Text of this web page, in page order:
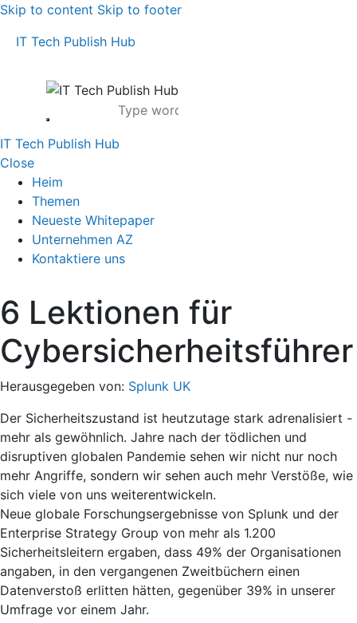
Skip to content Skip to footer
IT Tech Publish Hub
IT Tech Publish Hub
Close
Heim
Themen
Neueste Whitepaper
Unternehmen AZ
Kontaktiere uns
6 Lektionen für
Cybersicherheitsführer
Herausgegeben von: Splunk UK
Der Sicherheitszustand ist heutzutage stark adrenalisiert -
mehr als gewöhnlich. Jahre nach der tödlichen und
disruptiven globalen Pandemie sehen wir nicht nur noch
mehr Angriffe, sondern wir sehen auch mehr Verstöße, wie
sich viele von uns weiterentwickeln.
Neue globale Forschungsergebnisse von Splunk und der
Enterprise Strategy Group von mehr als 1.200
Sicherheitsleitern ergaben, dass 49% der Organisationen
angaben, in den vergangenen Zweitbüchern einen
Datenverstoß erlitten hätten, gegenüber 39% in unserer
Umfrage vor einem Jahr.